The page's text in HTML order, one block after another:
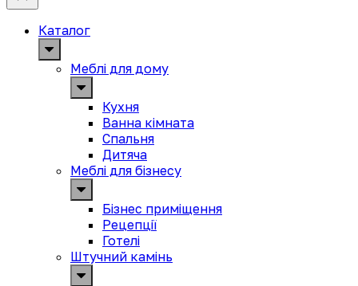
Каталог
Меблі для дому
Кухня
Ванна кімната
Спальня
Дитяча
Меблі для бізнесу
Бізнес приміщення
Рецепції
Готелі
Штучний камінь